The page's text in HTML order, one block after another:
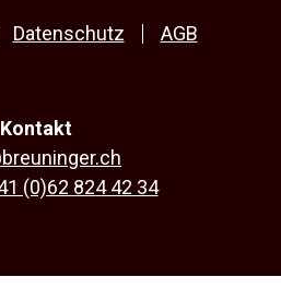
Datenschutz AGB
Kontakt
(0)62 824 42 34